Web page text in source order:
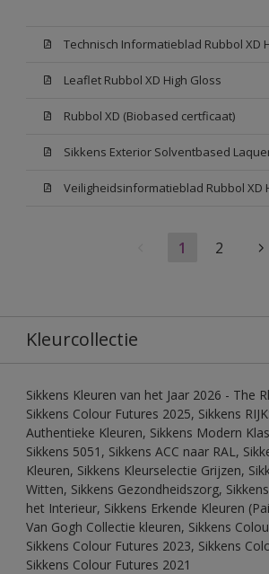
Leaflet Rubbol XD High Gloss
Rubbol XD (Biobased certficaat)
1 2
Kleurcollectie
Sikkens Kleuren van het Jaar 2026 - The
Sikkens Colour Futures 2025, Sikkens
Authentieke Kleuren, Sikkens Modern
Sikkens 5051, Sikkens ACC naar RAL,
Kleuren, Sikkens Kleurselectie Grijzen,
Witten, Sikkens Gezondheidszorg,
het Interieur, Sikkens Erkende Kleuren
Van Gogh Collectie kleuren, Sikkens
Sikkens Colour Futures 2023, Sikkens
Sikkens Colour Futures 2021